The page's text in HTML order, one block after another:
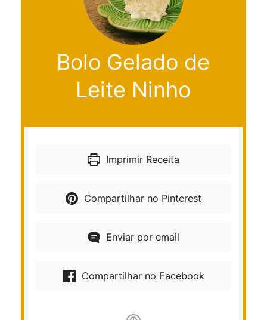
Bolo Gelado de
Leite Ninho
Imprimir Receita
Compartilhar no Pinterest
Enviar por email
Compartilhar no Facebook